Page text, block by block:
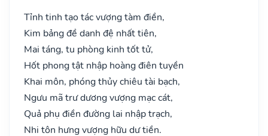
Tỉnh tinh tạo tác vượng tàm điền,
Kim bảng đề danh đệ nhất tiên,
Mai táng, tu phòng kinh tốt tử,
Hốt phong tật nhập hoàng điên tuyền
Khai môn, phóng thủy chiêu tài bạch,
Ngưu mã trư dương vượng mạc cát,
Quả phụ điền đường lai nhập trạch,
Nhi tôn hưng vượng hữu dư tiền.